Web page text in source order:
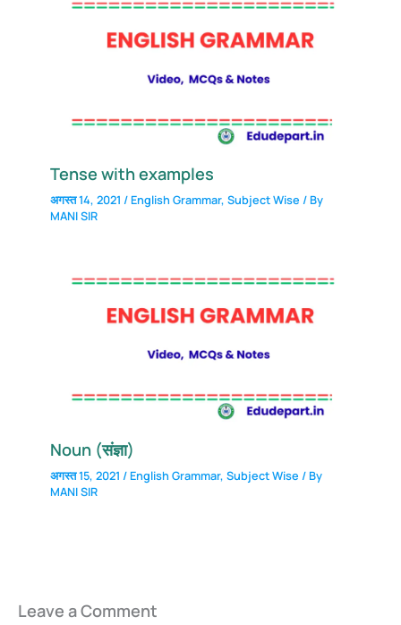
Tense with examples
अगस्त 14, 2021/English Grammar,Subject Wise / By
MANI SIR
Noun (संज्ञा)
अगस्त 15, 2021/English Grammar,Subject Wise / By
MANI SIR
Leave a Comment